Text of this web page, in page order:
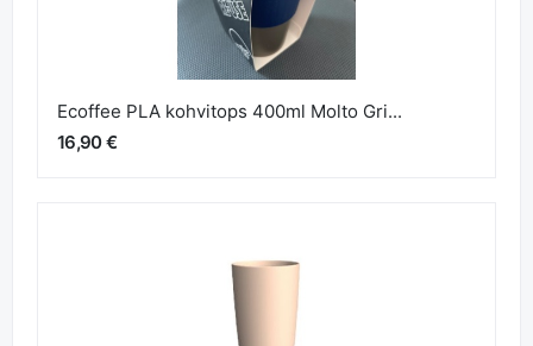
Ecoffee PLA kohvitops 400ml Molto Gri...
16,90 €